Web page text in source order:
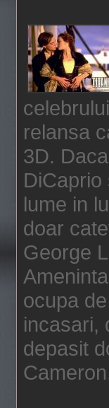
relansa
3D.
lume in
doar
George
ocupa
incasari,
depasit